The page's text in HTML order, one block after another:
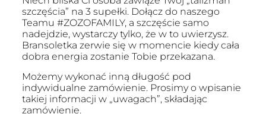
120.00 zł.100.00 zł.
szczęścia” na 3 supełki. Dołącz do naszego
Teamu #ZOZOFAMILY, a szczęście samo
nadejdzie, wystarczy tylko, że w to uwierzysz.
Bransoletka zerwie się w momencie kiedy cała
dobra energia zostanie Tobie przekazana.
Możemy wykonać inną długość pod
indywidualne zamówienie. Prosimy o wpisanie
takiej informacji w „uwagach”, składając
zamówienie.